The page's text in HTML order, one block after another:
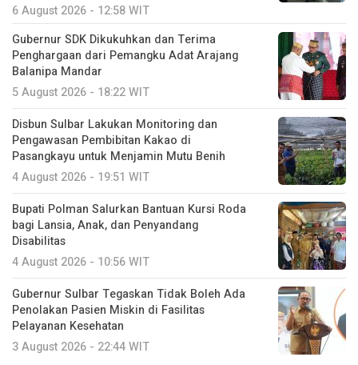
6 August 2026 - 12:58 WIT
Gubernur SDK Dikukuhkan dan Terima
Penghargaan dari Pemangku Adat Arajang
Balanipa Mandar
5 August 2026 - 18:22 WIT
Disbun Sulbar Lakukan Monitoring dan
Pengawasan Pembibitan Kakao di
Pasangkayu untuk Menjamin Mutu Benih
4 August 2026 - 19:51 WIT
Bupati Polman Salurkan Bantuan Kursi Roda
bagi Lansia, Anak, dan Penyandang
Disabilitas
4 August 2026 - 10:56 WIT
Gubernur Sulbar Tegaskan Tidak Boleh Ada
Penolakan Pasien Miskin di Fasilitas
Pelayanan Kesehatan
3 August 2026 - 22:44 WIT